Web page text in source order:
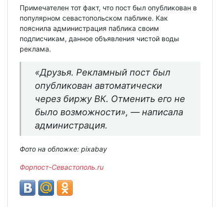
Примечателен тот факт, что пост был опубликован в
популярном севастопольском паблике. Как
пояснила администрация паблика своим
подписчикам, данное объявления чистой воды
реклама.
«Друзья. Рекламный пост был
опубликован автоматически
через биржу ВК. Отменить его не
было возможности», — написала
администрация.
Фото на обложке: pixabay
Форпост-Севастополь.ru